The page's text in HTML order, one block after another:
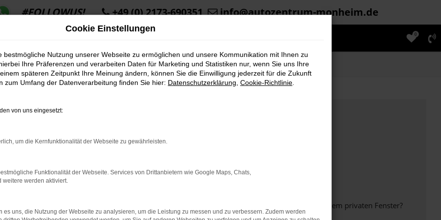
#FOLLOWUS! +49 (0) 2173-690351 info@autozentrum-monheim.de
0
bestimmter Seiten verhindern. Funktioniert die Seite in einem anderen Browser oder in einem privaten Fenster?
Cookie Einstellungen
bestmögliche Nutzung unserer Webseite zu ermöglichen und unsere Kommunikation mit Ihnen zu
Ihre Präferenzen und verarbeiten Daten für Marketing und Statistiken nur, wenn Sie uns Ihre
späteren Zeitpunkt Ihre Meinung ändern, können Sie die Einwilligung jederzeit für die Zukunft
zum Umfang der Datenverarbeitung finden Sie hier: Datenschutzerklärung Cookie-Richtlinie
von uns eingesetzt:
um die Kernfunktionalität der Webseite zu gewährleisten.
Funktionalität der Webseite. Services von Drittanbietern wie Google Maps, Chats,
weitere werden aktiviert.
es uns, die Nutzung der Webseite zu analysieren, um die Leistung zu messen und zu verbessern. Zudem werden